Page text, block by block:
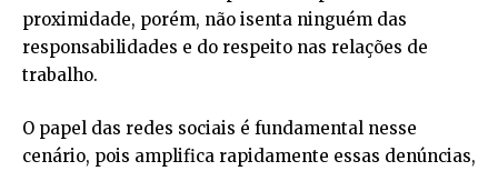
proximidade, porém, não isenta ninguém das
responsabilidades e do respeito nas relações de
trabalho.
O papel das redes sociais é fundamental nesse
cenário, pois amplifica rapidamente essas denúncias,